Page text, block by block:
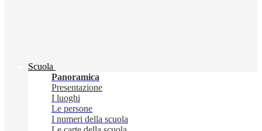
Scuola
Panoramica
Presentazione
I luoghi
Le persone
I numeri della scuola